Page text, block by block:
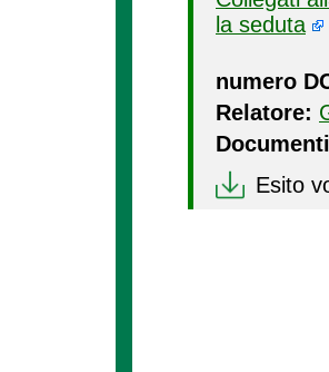
la seduta
numero
Relatore:
Esito